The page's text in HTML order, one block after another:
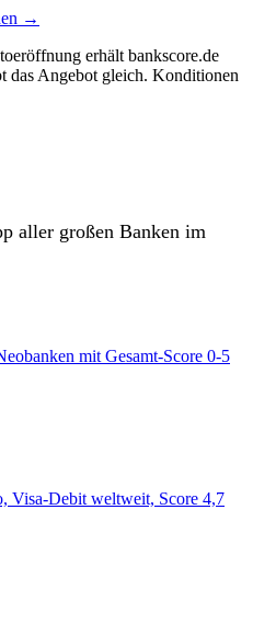
→
erhält bankscore.de
das Angebot gleich. Konditionen
aller großen Banken im
mit Gesamt-Score 0-5
Visa-Debit weltweit, Score 4,7